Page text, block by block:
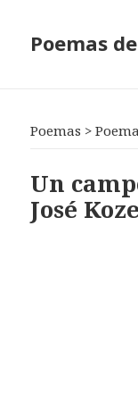
Poemas
Poemas >
Un
José